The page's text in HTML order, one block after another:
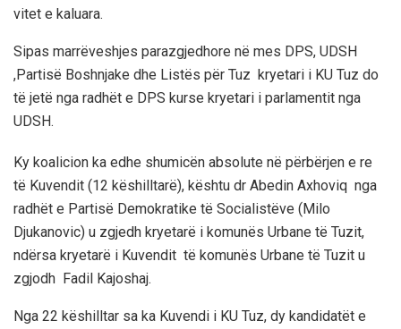
vitet e kaluara.
Sipas marrëveshjes parazgjedhore në mes DPS, UDSH
,Partisë Boshnjake dhe Listës për Tuz kryetari i KU Tuz do
të jetë nga radhët e DPS kurse kryetari i parlamentit nga
UDSH.
Ky koalicion ka edhe shumicën absolute në përbërjen e re
të Kuvendit (12 këshilltarë), kështu dr Abedin Axhoviq nga
radhët e Partisë Demokratike të Socialistëve (Milo
Djukanovic) u zgjedh kryetarë i komunës Urbane të Tuzit,
ndërsa kryetarë i Kuvendit të komunës Urbane të Tuzit u
zgjodh Fadil Kajoshaj.
Nga 22 këshilltar sa ka Kuvendi i KU Tuz, dy kandidatët e